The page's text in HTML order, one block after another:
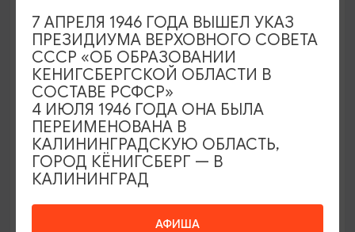
МАСТЕР-КЛАССЫ
Мастер-классы по керамике Елены
Бодяковой
Калининград, ул. Баранова, 45
АФИША
7 АПРЕЛЯ 1946 ГОДА ВЫШЕЛ УКАЗ
ПРЕЗИДИУМА ВЕРХОВНОГО СОВЕТА
СССР «ОБ ОБРАЗОВАНИИ
КЕНИГСБЕРГСКОЙ ОБЛАСТИ В
СОСТАВЕ РСФСР»
4 ИЮЛЯ 1946 ГОДА ОНА БЫЛА
ПЕРЕИМЕНОВАНА В
КАЛИНИНГРАДСКУЮ ОБЛАСТЬ,
ГОРОД КЁНИГСБЕРГ — В
КАЛИНИНГРАД